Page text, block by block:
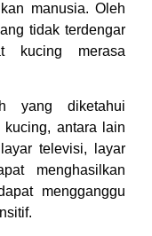
manusia. Oleh
tidak terdengar
kucing merasa
yang diketahui
antara lain
televisi, layar
menghasilkan
mengganggu